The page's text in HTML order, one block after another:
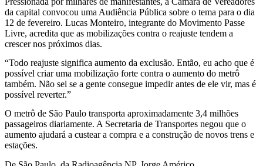
mas
reajustes
continuam
da capital convocou uma Audiência Pública sobre o tema para o dia
12 de fevereiro. Lucas Monteiro, integrante do Movimento Passe
Livre, acredita que as mobilizações contra o reajuste tendem a
crescer nos próximos dias.
“Todo reajuste significa aumento da exclusão. Então, eu acho que é
possível criar uma mobilização forte contra o aumento do metrô
também. Não sei se a gente consegue impedir antes de ele vir, mas é
possível reverter.”
O metrô de São Paulo transporta aproximadamente 3,4 milhões
passageiros diariamente. A Secretaria de Transportes negou que o
aumento ajudará a custear a compra e a construção de novos trens e
estações.